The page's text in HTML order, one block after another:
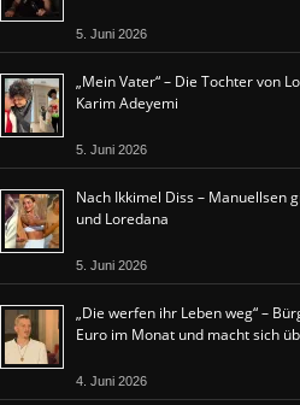
5. Juni 2026
„Mein Vater“ – Die Tochter von
Karim Adeyemi
5. Juni 2026
Nach Ikkimel Diss – Manuellsen
und Loredana
5. Juni 2026
„Die werfen ihr Leben weg“ –
Euro im Monat und macht sich
4. Juni 2026